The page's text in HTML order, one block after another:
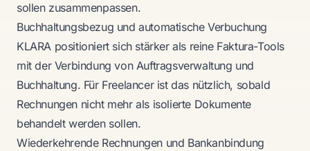
sollen zusammenpassen.
Buchhaltungsbezug und automatische Verbuchung
KLARA positioniert sich stärker als reine Faktura-Tools
mit der Verbindung von Auftragsverwaltung und
Buchhaltung. Für Freelancer ist das nützlich, sobald
Rechnungen nicht mehr als isolierte Dokumente
behandelt werden sollen.
Wiederkehrende Rechnungen und Bankanbindung